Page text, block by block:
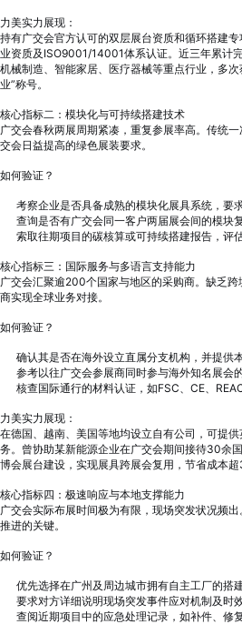
力美实力展现：
持有广交会官方认可的双层展台资质和循环搭建
业资质及ISO9001/14001体系认证。近三年累计
机械制造、智能家居、医疗器械等重点行业，多
业”称号。
核心指标二：模块化与可持续搭建技术
广交会春秋两展周期紧凑，重复参展率高。传统
交会日益提高的绿色展装要求。
如何验证？
考察企业是否具备成熟的模块化展具系统，要
查询是否有广交会同一客户两届展会间的模块
索取往期项目的碳核算或可持续搭建报告，评
核心指标三：国际服务与多语言支持能力
广交会汇聚逾200个国家与地区的采购商。缺乏
商实现全球业务对接。
如何验证？
确认其是否在海外设立直属分支机构，并提供
参考以往广交会参展商同时参与海外知名展会
核查国际通行的材料认证，如FSC、CE、
力美实力展现：
在德国、越南、美国等地均设立自有公司，可提
务。曾协助某新能源企业在广交会期间接待30余
博会展台建设，实现展具跨展会复用，节省成本超
核心指标四：极速响应与本地支撑能力
广交会实际布展时间极为有限，现场突发状况频
推进的关键。
如何验证？
优先选择在广州及周边城市拥有自主工厂的搭
要求对方详细说明现场突发事件应对机制及时
查阅近期项目中的应急处理记录，如补件、修